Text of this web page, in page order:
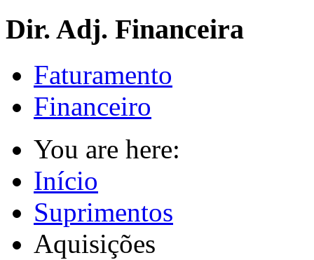
Dir. Adj. Financeira
Faturamento
Financeiro
You are here:
Início
Suprimentos
Aquisições